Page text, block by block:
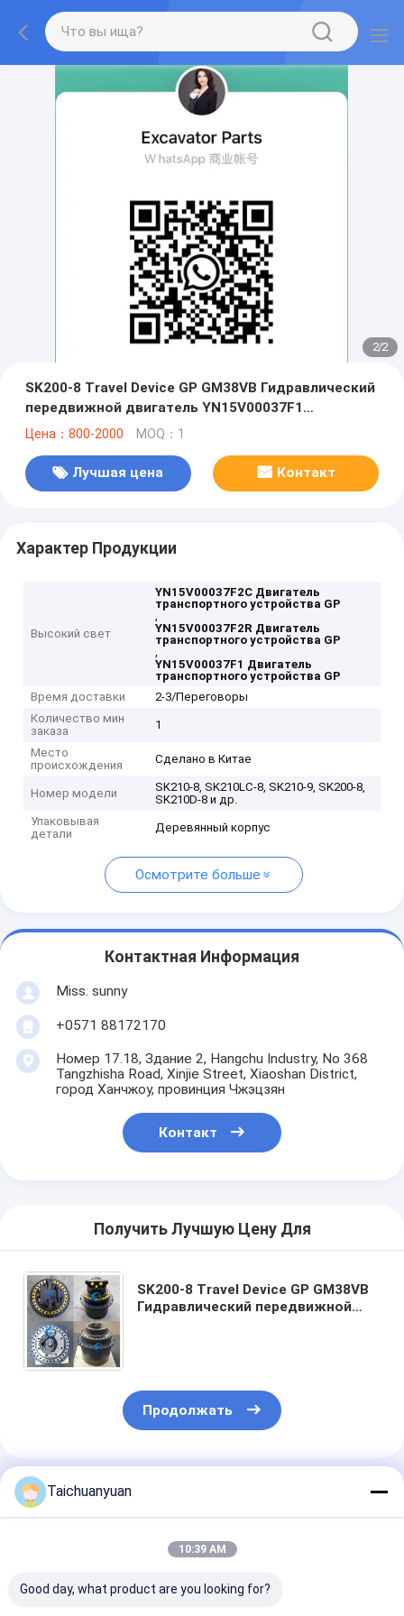
2/2
SK200-8 Travel Device GP GM38VB Гидравлический
передвижной двигатель YN15V00037F1
YN15V00037F2R YN15V00037F2C YN15V00037F2
Цена：800-2000 MOQ：1
Лучшая цена Контакт
Характер Продукции
Высокий свет
YN15V00037F2C Двигатель
транспортного устройства GP
,
YN15V00037F2R Двигатель
транспортного устройства GP
,
YN15V00037F1 Двигатель
транспортного устройства GP
Время доставки
2-3/Переговоры
Количество мин
заказа
1
Место
происхождения
Сделано в Китае
Номер модели
SK210-8, SK210LC-8, SK210-9, SK200-8,
SK210D-8 и др.
Упаковывая
детали
Деревянный корпус
Осмотрите больше
Контактная Информация
Miss. sunny
+0571 88172170
Номер 17.18, Здание 2, Hangchu Industry, No 368
Tangzhisha Road, Xinjie Street, Xiaoshan District,
город Ханчжоу, провинция Чжэцзян
Контакт
Получить Лучшую Цену Для
SK200-8 Travel Device GP GM38VB
Гидравлический передвижной
Продолжать
Порекомендованные Продукты
Taichuanyuan
10:39 AM
Good day, what product are you looking for?